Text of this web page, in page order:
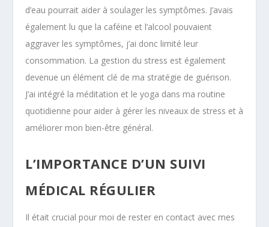
d’eau pourrait aider à soulager les symptômes. J’avais
également lu que la caféine et l’alcool pouvaient
aggraver les symptômes, j’ai donc limité leur
consommation. La gestion du stress est également
devenue un élément clé de ma stratégie de guérison.
J’ai intégré la méditation et le yoga dans ma routine
quotidienne pour aider à gérer les niveaux de stress et à
améliorer mon bien-être général.
L’IMPORTANCE D’UN SUIVI
MÉDICAL RÉGULIER
Il était crucial pour moi de rester en contact avec mes